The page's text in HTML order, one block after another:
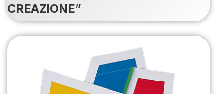
CREAZIONE”